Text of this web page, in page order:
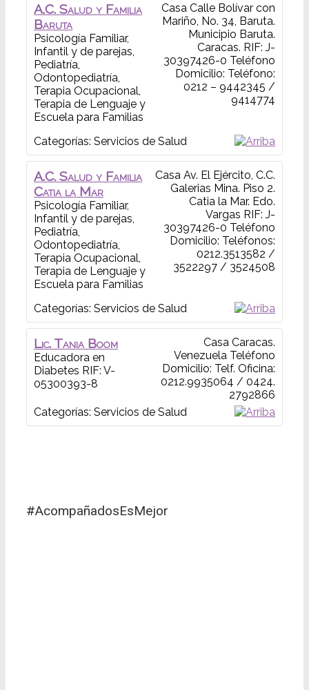
A.C. Salud y Familia
Baruta
Psicología Familiar,
Infantil y de parejas,
Pediatría,
Odontopediatría,
Terapia Ocupacional,
Terapia de Lenguaje y
Escuela para Familias
Casa Calle Bolívar con
Mariño, No. 34, Baruta.
Municipio Baruta.
Caracas. RIF: J-
30397426-0 Teléfono
Domicilio: Teléfono:
0212 – 9442345 /
9414774
Categorías: Servicios de Salud
A.C. Salud y Familia
Catia la Mar
Psicología Familiar,
Infantil y de parejas,
Pediatría,
Odontopediatría,
Terapia Ocupacional,
Terapia de Lenguaje y
Escuela para Familias
Casa Av. El Ejército, C.C.
Galerias Mina. Piso 2.
Catia la Mar. Edo.
Vargas RIF: J-
30397426-0 Teléfono
Domicilio: Teléfonos:
0212.3513582 /
3522297 / 3524508
Categorías: Servicios de Salud
Lic. Tania Boom
Educadora en
Diabetes RIF: V-
05300393-8
Casa Caracas.
Venezuela Teléfono
Domicilio: Telf. Oficina:
0212.9935064 / 0424.
2792866
Categorías: Servicios de Salud
#AcompañadosEsMejor